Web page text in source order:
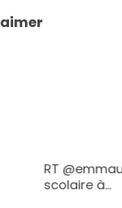
RT
scolaire à…